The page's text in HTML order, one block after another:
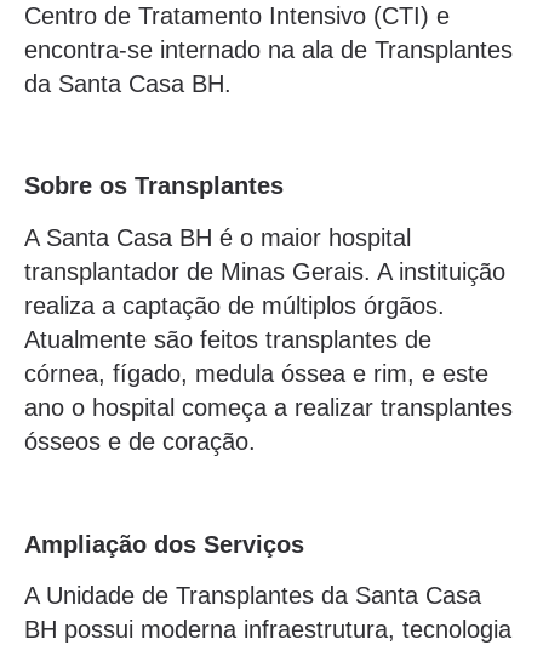
Centro de Tratamento Intensivo (CTI) e
encontra-se internado na ala de Transplantes
da Santa Casa BH.
Sobre os Transplantes
A Santa Casa BH é o maior hospital
transplantador de Minas Gerais. A instituição
realiza a captação de múltiplos órgãos.
Atualmente são feitos transplantes de
córnea, fígado, medula óssea e rim, e este
ano o hospital começa a realizar transplantes
ósseos e de coração.
Ampliação dos Serviços
A Unidade de Transplantes da Santa Casa
BH possui moderna infraestrutura, tecnologia